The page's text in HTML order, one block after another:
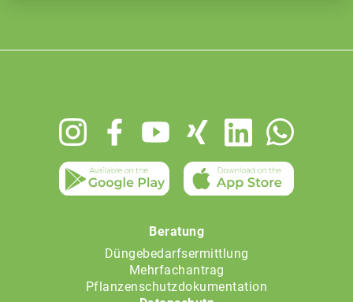
Beratung
Düngebedarfsermittlung
Mehrfachantrag
Pflanzenschutzdokumentation